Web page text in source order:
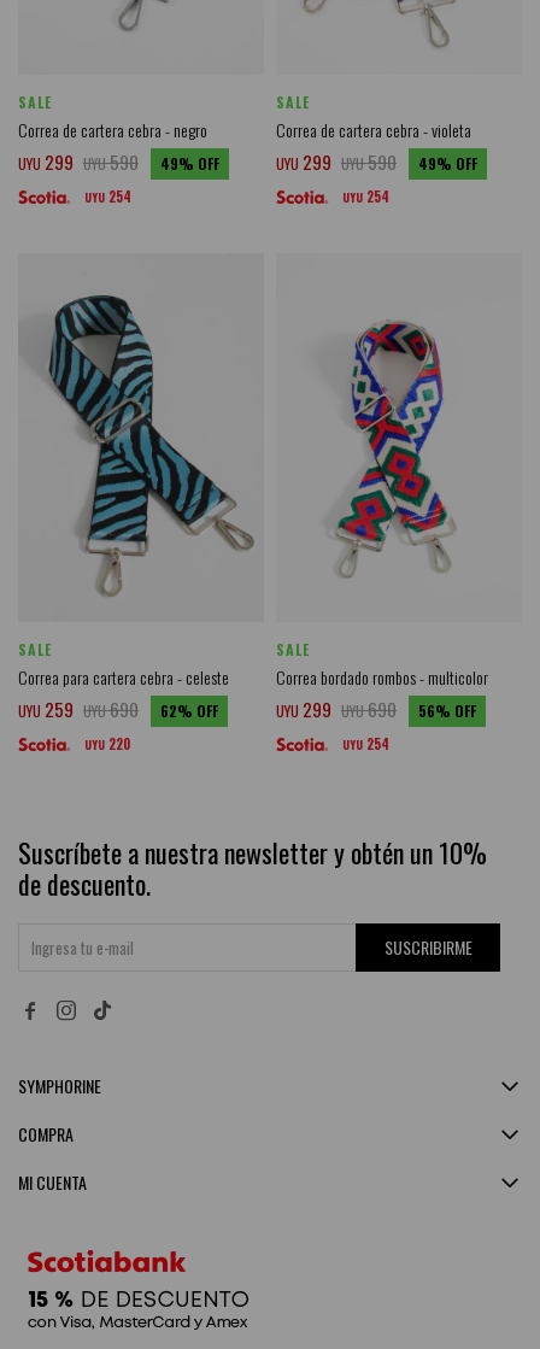
SALE
Correa de cartera cebra - negro
UYU 299 UYU590 49
UYU 254
SALE
Correa de cartera cebra - violeta
UYU 299 UYU590 49
UYU 254
SALE
Correa para cartera cebra - celeste
UYU 259 UYU690 62
UYU 220
SALE
Correa bordado rombos - multicolor
UYU 299 UYU690 56
UYU 254
Suscríbete a nuestra newsletter y obtén un 10%
de descuento.
SUSCRIBIRME
 
SYMPHORINE
MI CUENTA
COMPRA